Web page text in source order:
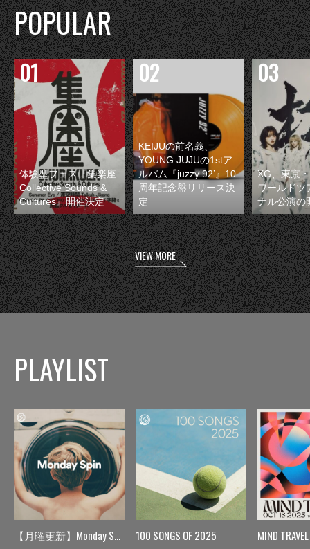
POPULAR
体験型フェス『集楽座
Collective Sounds &
Cultures』開催決定
KEIJUの前名義、
YOUNG JUJUの1stア
ルバム『juzzy 92’』10
周年記念盤リリース決
定
XG、東京
ワールドツ
ナル公演の
VIEW MORE
PLAYLIST
【月曜更新】Monday Spin 100 SONGS OF 2025 MIND TRAVEL